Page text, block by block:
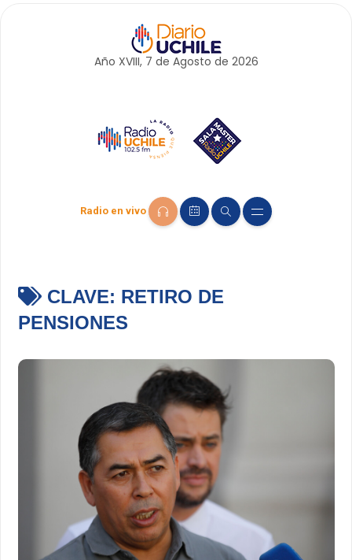
Año XVIII, 7 de Agosto de 2026
Radio en vivo
CLAVE: RETIRO DE
PENSIONES